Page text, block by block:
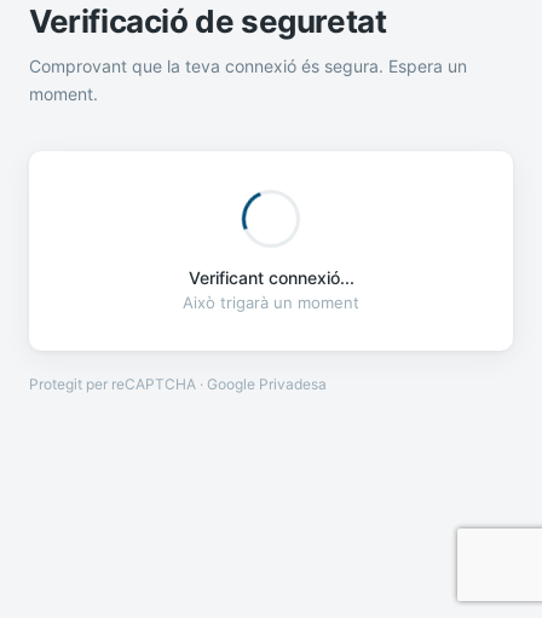
Verificació de seguretat
Comprovant que la teva connexió és segura. Espera un
moment.
Verificant connexió...
Això trigarà un moment
Protegit per reCAPTCHA · Google Privadesa